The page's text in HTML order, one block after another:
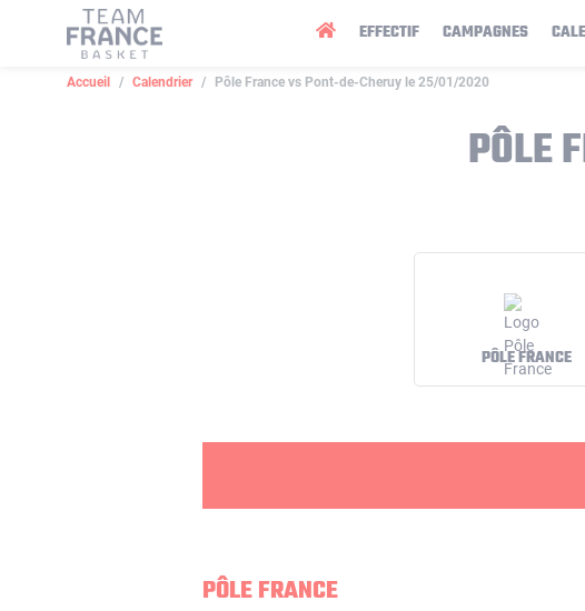
EFFECTIF CAMPAGNES
Accueil Calendrier Pôle France vs Pont-de-Cheruy le 25/01/2020
PÔLE
PÔLE FRANCE
PÔLE FRANCE
Panneau de gestion des cookies